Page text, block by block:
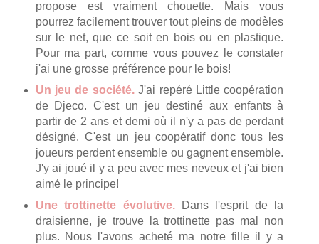
propose est vraiment chouette. Mais vous
pourrez facilement trouver tout pleins de modèles
sur le net, que ce soit en bois ou en plastique.
Pour ma part, comme vous pouvez le constater
j'ai une grosse préférence pour le bois!
Un jeu de société.J'ai repéré Little coopération
de Djeco. C'est un jeu destiné aux enfants à
partir de 2 ans et demi où il n'y a pas de perdant
désigné. C'est un jeu coopératif donc tous les
joueurs perdent ensemble ou gagnent ensemble.
J'y ai joué il y a peu avec mes neveux et j'ai bien
aimé le principe!
Une trottinette évolutive.Dans l'esprit de la
draisienne, je trouve la trottinette pas mal non
plus. Nous l'avons acheté ma notre fille il y a